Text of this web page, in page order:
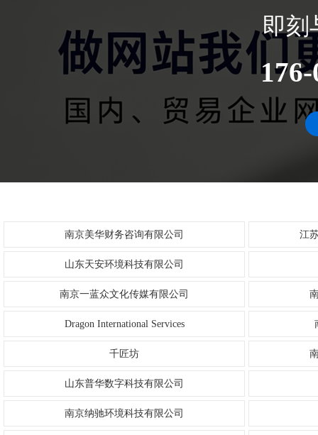
即刻
南京美华财务咨询有限公司 江
山东天安环境科技有限公司
南京一蓝众文化传媒有限公司
Dragon International Services
千匠坊
山东普华数字科技有限公司
南京纳驰环境科技有限公司